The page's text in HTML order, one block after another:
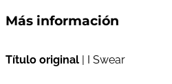
Más información
Título original | I Swear